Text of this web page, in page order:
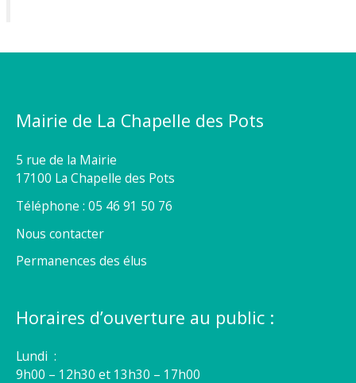
Mairie de La Chapelle des Pots
5 rue de la Mairie
17100 La Chapelle des Pots
Téléphone : 05 46 91 50 76
Nous contacter
Permanences des élus
Horaires d’ouverture au public :
Lundi :
9h00 – 12h30 et 13h30 – 17h00